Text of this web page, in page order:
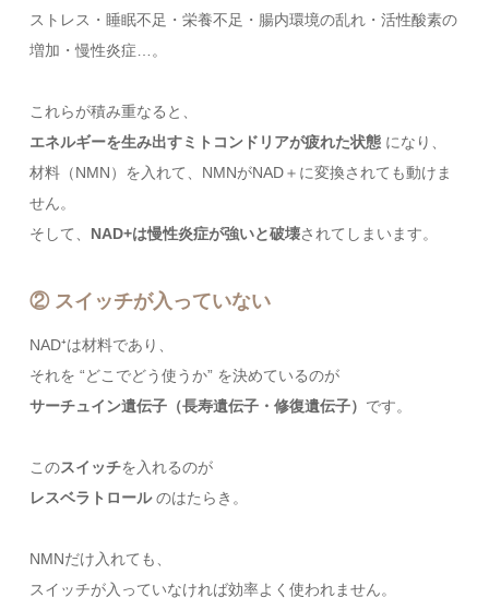
ストレス・睡眠不足・栄養不足・腸内環境の乱れ・活性酸素の
増加・慢性炎症…。
これらが積み重なると、
エネルギーを生み出すミトコンドリアが疲れた状態 になり、
材料（NMN）を入れて、NMNがNAD＋に変換されても動けま
せん。
そして、 NAD+は慢性炎症が強いと破壊されてしまいます。
② スイッチが入っていない
NAD⁺は材料であり、
それを “どこでどう使うか” を決めているのが
サーチュイン遺伝子（長寿遺伝子・修復遺伝子） です。
このスイッチを入れるのが
レスベラトロールのはたらき。
NMNだけ入れても、
スイッチが入っていなければ効率よく使われません。